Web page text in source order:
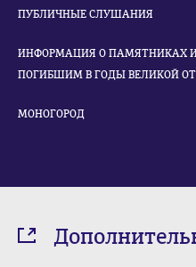
ПУБЛИЧНЫЕ СЛУШАНИЯ
ИНФОРМАЦИЯ О ПАМЯТНИКАХ
ПОГИБШИМ В ГОДЫ ВЕЛИКОЙ
МОНОГОРОД